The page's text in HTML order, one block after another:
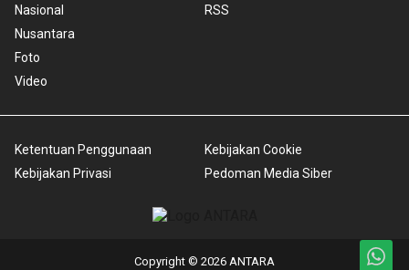
Nasional
Nusantara
Foto
Video
RSS
Ketentuan Penggunaan
Kebijakan Privasi
Kebijakan Cookie
Pedoman Media Siber
Copyright © 2026 ANTARA